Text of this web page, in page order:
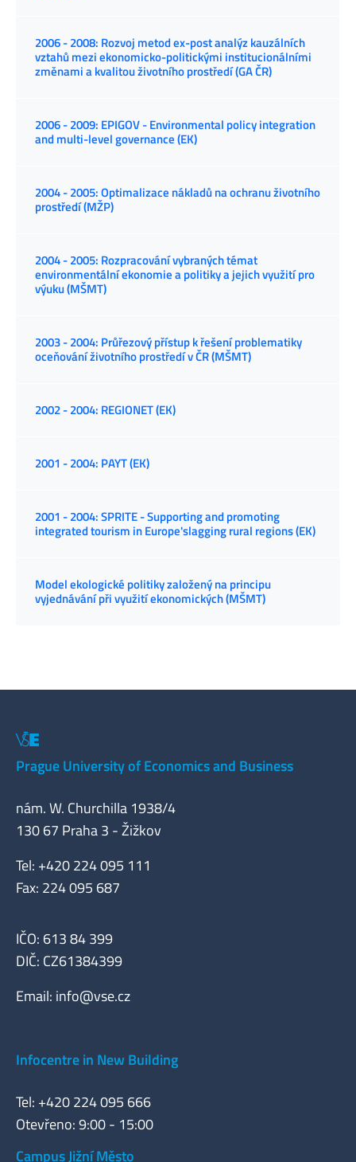
2006 - 2008: Rozvoj metod ex-post analýz kauzálních
vztahů mezi ekonomicko-politickými institucionálními
změnami a kvalitou životního prostředí (GA ČR)
2006 - 2009: EPIGOV - Environmental policy integration
and multi-level governance (EK)
2004 - 2005: Optimalizace nákladů na ochranu životního
prostředí (MŽP)
2004 - 2005: Rozpracování vybraných témat
environmentální ekonomie a politiky a jejich využití pro
výuku (MŠMT)
2003 - 2004: Průřezový přístup k řešení problematiky
oceňování životního prostředí v ČR (MŠMT)
2002 - 2004: REGIONET (EK)
2001 - 2004: PAYT (EK)
2001 - 2004: SPRITE - Supporting and promoting
integrated tourism in Europe'slagging rural regions (EK)
Model ekologické politiky založený na principu
vyjednávání při využití ekonomických (MŠMT)
Prague University of Economics and Business
nám. W. Churchilla 1938/4
130 67 Praha 3 - Žižkov
Tel: +420 224 095 111
Fax: 224 095 687
IČO: 613 84 399
DIČ: CZ61384399
Email: info@vse.cz
Infocentre in New Building
Tel: +420 224 095 666
Otevřeno: 9:00 - 15:00
Campus Jižní Město